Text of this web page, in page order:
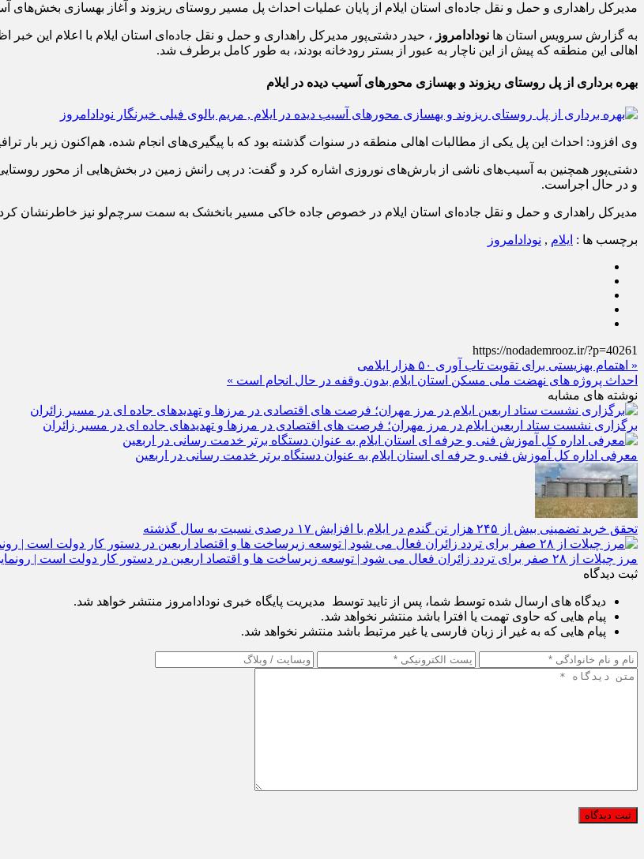
مدیرکل راهداری و حمل و نقل جاده‌ای استان ایلام از پایان عملیات احداث پل مسیر روستای ریزوند و آغاز بهسازی بخش‌های
به گزارش سرویس استان ها نودادامروز
اهالی این منطقه که پیش از این ناچار به عبور از بستر رودخانه بودند، به طور کامل برطرف شد.
‌بهره‌ برداری از پل روستای ریزوند و بهسازی محورهای آسیب‌ دیده در ایلام
وی افزود: احداث این پل یکی از مطالبات اهالی منطقه در سنوات گذشته بود که با پیگیری‌های انجام شده، هم‌اکنون زیر بار
دشتی‌پور همچنین به آسیب‌های ناشی از بارش‌های نوروزی اشاره کرد و گفت: در پی رانش زمین در بخش‌هایی از محور
و در حال اجراست.
مدیرکل راهداری و حمل و نقل جاده‌ای استان ایلام در خصوص جاده خاکی مسیر بانخشک به سمت سرچم‌لو نیز خاطرنشان کرد: این مسیر ۸ کیلومتری در دستور کار برای
برچسب ها : ایلام , نودادامروز
https://nodademrooz.ir/?p=40261
« اهتمام بهزیستی برای تقویت تاب آوری ۵۰ هزار ایلامی
احداث پروژه های نهضت ملی مسکن استان ایلام بدون وقفه در حال انجام است »
نوشته های مشابه
برگزاری نشست ستاد اربعین ایلام در مرز مهران؛ فرصت‌ های اقتصادی در مرزها و تهدیدهای جاده‌ ای در مسیر زائران
معرفی اداره کل آموزش فنی و حرفه‌ ای استان ایلام به‌ عنوان دستگاه برتر خدمت‌ رسانی در اربعین
تحقق خرید تضمینی بیش از ۲۴۵ هزار تن گندم در ایلام با افزایش ۱۷ درصدی نسبت به سال گذشته
مرز چیلات از ۲۸ صفر برای تردد زائران فعال می‌ شود | توسعه زیرساخت‌ ها و اقتصاد اربعین در دستور کار دولت است | رونمایی از مهر رسمی گذرنامه مرز زمینی چیلات
ثبت دیدگاه
دیدگاه های ارسال شده توسط شما، پس از تایید توسط مدیریت پایگاه خبری نودادامروز منتشر خواهد شد.
پیام هایی که حاوی تهمت یا افترا باشد منتشر نخواهد شد.
پیام هایی که به غیر از زبان فارسی یا غیر مرتبط باشد منتشر نخواهد شد.